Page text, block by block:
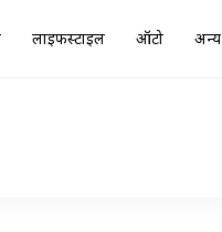
लाइफस्टाइल ऑटो अन्य